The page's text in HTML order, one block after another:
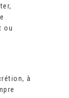
ou
à